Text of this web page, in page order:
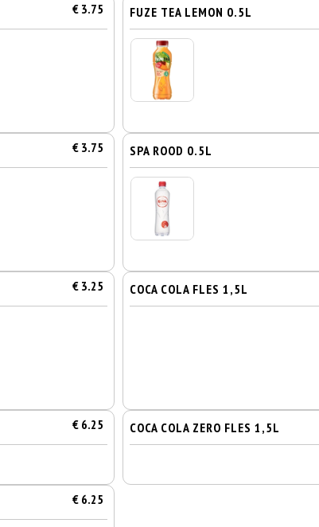
€ 3.75 FUZE TEA LEMON 0.5L
€ 3.75 SPA ROOD 0.5L
€ 3.25 COCA COLA FLES 1,5L
€ 6.25 COCA COLA ZERO FLES 1,5L
€ 6.25